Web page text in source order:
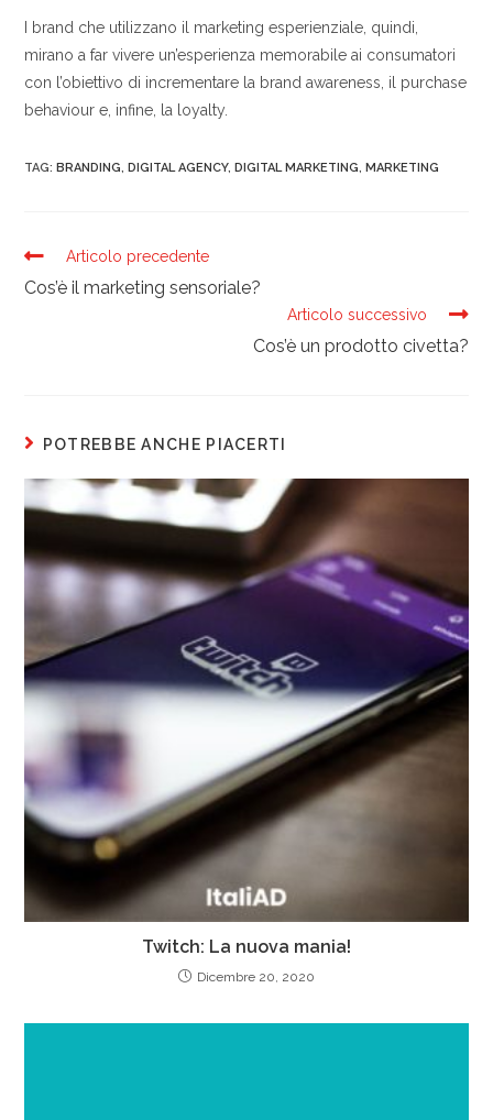
I brand che utilizzano il marketing esperienziale, quindi,
mirano a far vivere un’esperienza memorabile ai consumatori
con l’obiettivo di incrementare la brand awareness, il purchase
behaviour e, infine, la loyalty.
TAG:BRANDING, DIGITAL AGENCY, DIGITAL MARKETING, MARKETING
Articolo precedente
Cos’è il marketing sensoriale?
Articolo successivo
Cos’è un prodotto civetta?
POTREBBE ANCHE PIACERTI
Twitch: La nuova mania!
Dicembre 20, 2020